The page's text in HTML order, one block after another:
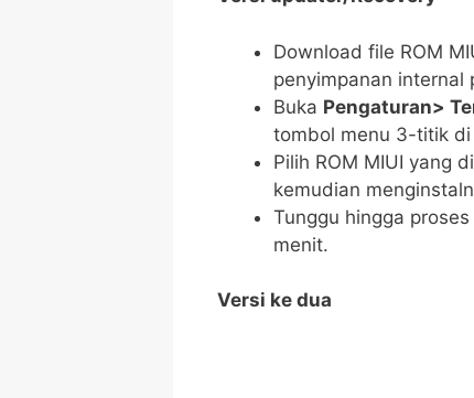
Download file ROM
penyimpanan internal
Buka Pengaturan>
tombol menu 3-titik di
Pilih ROM MIUI yang
kemudian
Tunggu hingga
menit.
Versi ke dua